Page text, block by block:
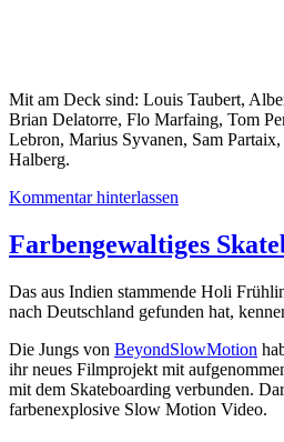
Mit am Deck sind: Louis Taubert,
Brian Delatorre, Flo Marfaing, Tom
Lebron, Marius Syvanen, Sam
Halberg.
Kommentar hinterlassen
Farbengewaltiges
Das aus Indien stammende Holi
nach Deutschland gefunden hat,
Die Jungs von BeyondSlowMotion
ihr neues Filmprojekt mit
mit dem Skateboarding verbunden.
farbenexplosive Slow Motion Video.